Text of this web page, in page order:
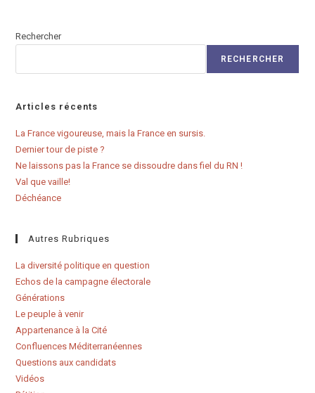
Rechercher
RECHERCHER
Articles récents
La France vigoureuse, mais la France en sursis.
Dernier tour de piste ?
Ne laissons pas la France se dissoudre dans fiel du RN !
Val que vaille!
Déchéance
Autres Rubriques
La diversité politique en question
Echos de la campagne électorale
Générations
Le peuple à venir
Appartenance à la Cité
Confluences Méditerranéennes
Questions aux candidats
Vidéos